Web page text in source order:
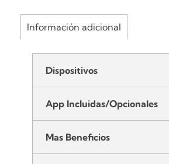
Información adicional
Dispositivos
App Incluidas/Opcionales
Mas Beneficios